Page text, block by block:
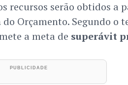
recursos serão obtidos a
do Orçamento. Segundo o
a meta de superávit